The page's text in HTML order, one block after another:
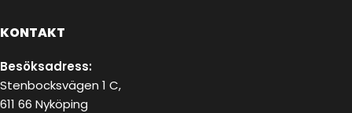
KONTAKT
Besöksadress:
Stenbocksvägen 1 C,
611 66 Nyköping